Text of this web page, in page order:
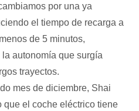
por una ya
el tiempo de recarga a
de 5 minutos,
autonomía que surgía
trayectos.
mes de diciembre, Shai
el coche eléctrico tiene